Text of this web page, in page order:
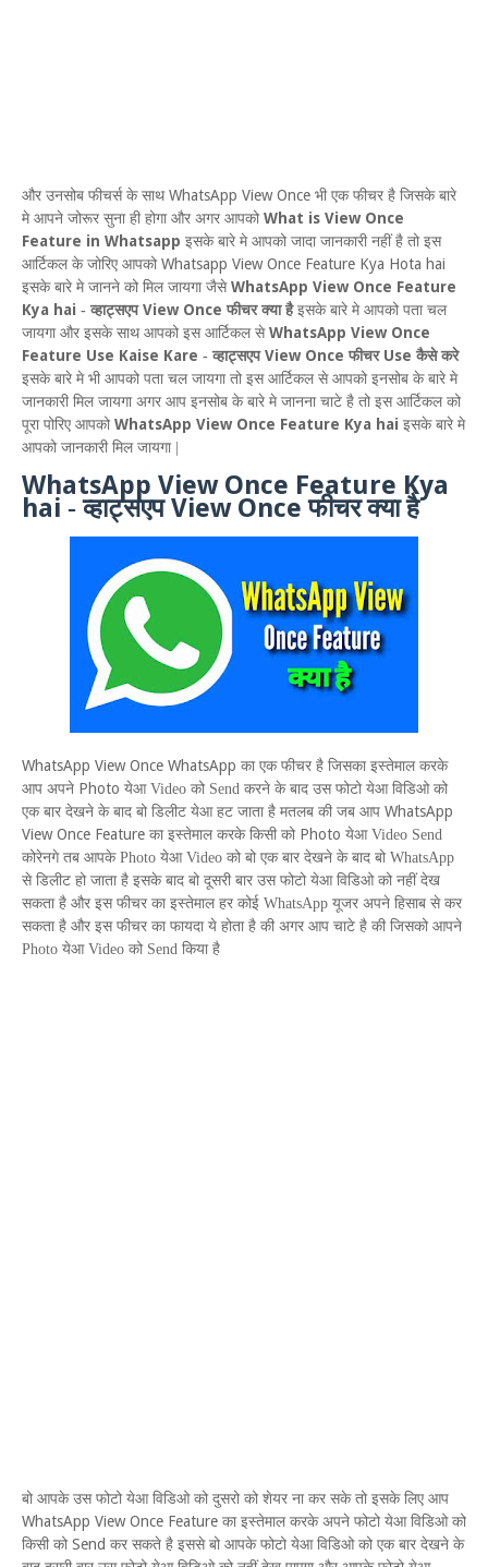
और उनसोब फीचर्स के साथ WhatsApp View Once भी एक फीचर है जिसके बारे
मे आपने जोरूर सुना ही होगा और अगर आपको What is View Once
Feature in Whatsapp इसके बारे मे आपको जादा जानकारी नहीं है तो इस
आर्टिकल के जोरिए आपको Whatsapp View Once Feature Kya Hota hai
इसके बारे मे जानने को मिल जायगा जैसे WhatsApp View Once Feature
Kya hai - व्हाट्सएप View Once फीचर क्या है इसके बारे मे आपको पता चल
जायगा और इसके साथ आपको इस आर्टिकल से WhatsApp View Once
Feature Use Kaise Kare - व्हाट्सएप View Once फीचर Use कैसे करे
इसके बारे मे भी आपको पता चल जायगा तो इस आर्टिकल से आपको इनसोब के बारे मे
जानकारी मिल जायगा अगर आप इनसोब के बारे मे जानना चाटे है तो इस आर्टिकल को
पूरा पोरिए आपको WhatsApp View Once Feature Kya hai इसके बारे मे
आपको जानकारी मिल जायगा |
WhatsApp View Once Feature Kya
hai -व्हाट्सएपView Onceफीचर क्या है
WhatsApp View Once WhatsApp का एक फीचर है जिसका इस्तेमाल करके
आप अपने Photo येआ Video को Send करने के बाद उस फोटो येआ विडिओ को
एक बार देखने के बाद बो डिलीट येआ हट जाता है मतलब की जब आप WhatsApp
View Once Feature का इस्तेमाल करके किसी को Photo येआ Video Send
कोरेनगे तब आपके Photo येआ Video को बो एक बार देखने के बाद बो WhatsApp
से डिलीट हो जाता है इसके बाद बो दूसरी बार उस फोटो येआ विडिओ को नहीं देख
सकता है और इस फीचर का इस्तेमाल हर कोई WhatsApp यूजर अपने हिसाब से कर
सकता है और इस फीचर का फायदा ये होता है की अगर आप चाटे है की जिसको आपने
Photo येआ Video को Send किया है
बो आपके उस फोटो येआ विडिओ को दुसरो को शेयर ना कर सके तो इसके लिए आप
WhatsApp View Once Feature का इस्तेमाल करके अपने फोटो येआ विडिओ को
किसी को Send कर सकते है इससे बो आपके फोटो येआ विडिओ को एक बार देखने के